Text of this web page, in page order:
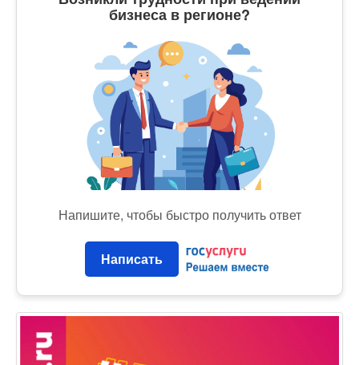
бизнеса в регионе?
Напишите, чтобы быстро получить ответ
Написать